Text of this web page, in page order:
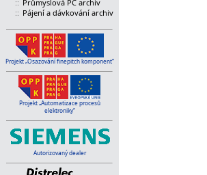
:: Průmyslová PC archiv
:: Pájení a dávkování archiv
Projekt „Osazování finepitch komponent“
Projekt „Automatizace procesů
elektroniky“
Autorizovaný dealer